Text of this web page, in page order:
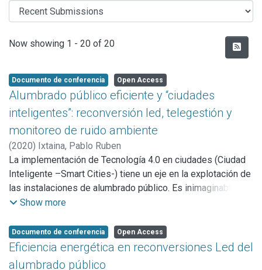
Recent Submissions
Now showing 1 - 20 of 20
Documento de conferencia Open Access
Alumbrado público eficiente y “ciudades
inteligentes”: reconversión led, telegestión y
monitoreo de ruido ambiente
(2020) Ixtaina, Pablo Ruben
La implementación de Tecnología 4.0 en ciudades (Ciudad
Inteligente –Smart Cities-) tiene un eje en la explotación de
las instalaciones de alumbrado público. Es inimaginable un
espacio urbano sin iluminación, aseveración que nos
distanciados en no más de 15 m y con posibilidades de
suministrar potencia eléctrica. La “Telegestión del
Alumbrado” constituye un primer paso en el desarrollo de la
Show more
Documento de conferencia Open Access
Eficiencia energética en reconversiones Led del
alumbrado público